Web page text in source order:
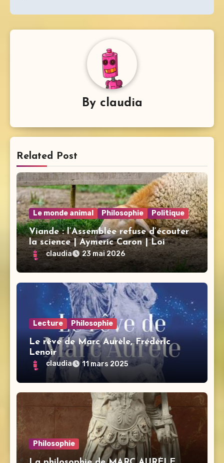
l’article
By claudia
Related Post
Le monde animal Philosophie Politique
Viande : l’Assemblée refuse d’écouter
la science | Aymeric Caron | Loi
d’urgence agricole
claudia 23 mai 2026
Lecture Philosophie
Le rêve de Marc Aurèle, Frédéric
Lenoir
claudia 11 mars 2025
Philosophie